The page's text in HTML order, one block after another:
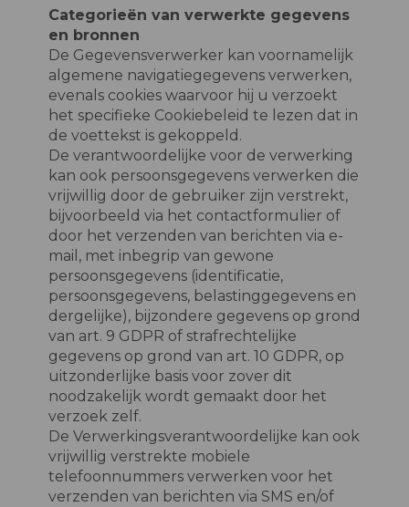
Categorieën van verwerkte gegevens
en bronnen
De Gegevensverwerker kan voornamelijk
algemene navigatiegegevens verwerken,
evenals cookies waarvoor hij u verzoekt
het specifieke Cookiebeleid te lezen dat in
de voettekst is gekoppeld.
De verantwoordelijke voor de verwerking
kan ook persoonsgegevens verwerken die
vrijwillig door de gebruiker zijn verstrekt,
bijvoorbeeld via het contactformulier of
door het verzenden van berichten via e-
mail, met inbegrip van gewone
persoonsgegevens (identificatie,
persoonsgegevens, belastinggegevens en
dergelijke), bijzondere gegevens op grond
van art. 9 GDPR of strafrechtelijke
gegevens op grond van art. 10 GDPR, op
uitzonderlijke basis voor zover dit
noodzakelijk wordt gemaakt door het
verzoek zelf.
De Verwerkingsverantwoordelijke kan ook
vrijwillig verstrekte mobiele
telefoonnummers verwerken voor het
verzenden van berichten via SMS en/of